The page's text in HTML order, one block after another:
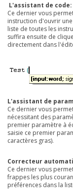
L'assistant de code:
Ce dernier vous
instruction d'ouvrir une
liste de toutes les
suffira ensuite de
directement dans
L'assistant de
Ce dernier vous
nécessitant des
premier paramètre à
saisie ce premier
caractères gras).
Correcteur
Ce dernier vous
frappes les plus
préférences dans la